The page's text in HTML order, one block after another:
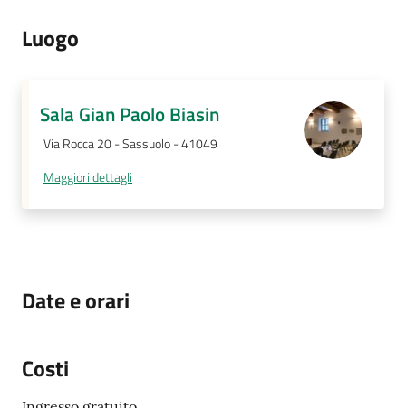
Luogo
Sala Gian Paolo Biasin
Via Rocca 20 - Sassuolo - 41049
Maggiori dettagli
Date e orari
Costi